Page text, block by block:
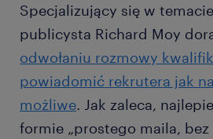
Specjalizujący się w
publicysta Richard Moy
odwołaniu rozmowy
powiadomić rekrutera jak
możliwe. Jak zaleca,
formie „prostego maila,